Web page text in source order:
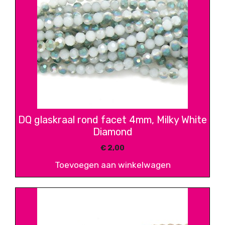
DQ glaskraal rond facet 4mm, Milky White
Diamond
€ 2,00
Toevoegen aan winkelwagen